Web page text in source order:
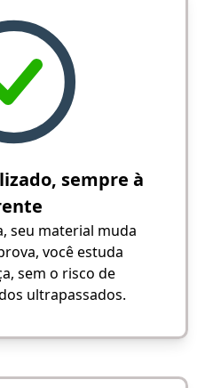
sempre à
seu material muda
você estuda
sem o risco de
ultrapassados.